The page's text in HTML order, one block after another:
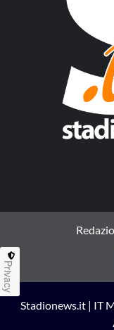
Stadionews.it | IT
Privacy